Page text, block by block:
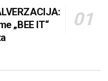
„BEE IT“